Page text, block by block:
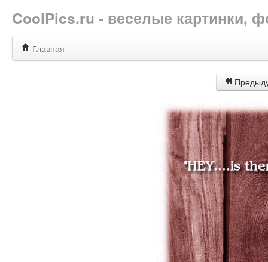
CoolPics.ru - веселые картинки,
Главная